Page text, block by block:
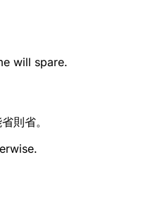
will spare.
則省。